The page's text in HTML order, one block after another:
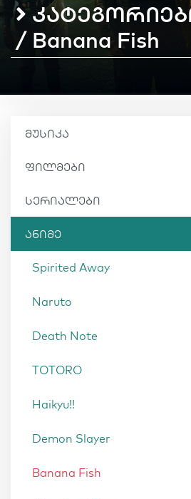
/ Banana Fish
მუსიკა
ფილმები
სერიალები
ანიმე
Spirited Away
Naruto
Death Note
TOTORO
Haikyu!!
Demon Slayer
Banana Fish